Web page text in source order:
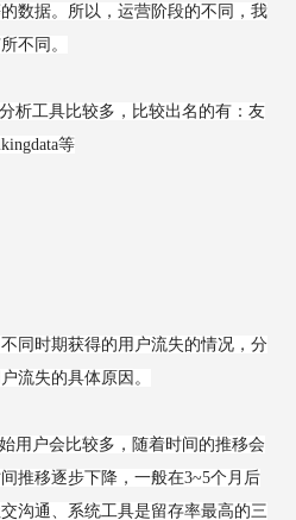
数据。所以，运营阶段的不同，我
不同。
析工具比较多，比较出名的有：友
等
同时期获得的用户流失的情况，分
流失的具体原因。
用户会比较多，随着时间的推移会
推移逐步下降，一般在3~5个月后
沟通、系统工具是留存率最高的三